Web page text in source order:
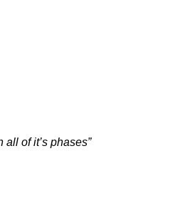
of it’s phases”